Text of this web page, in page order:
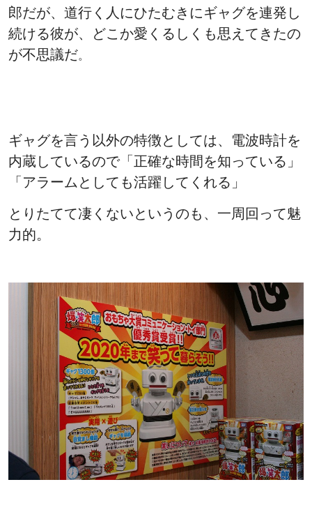
郎だが、道行く人にひたむきにギャグを連発し
続ける彼が、どこか愛くるしくも思えてきたの
が不思議だ。
ギャグを言う以外の特徴としては、電波時計を
内蔵しているので「正確な時間を知っている」
「アラームとしても活躍してくれる」
とりたてて凄くないというのも、一周回って魅
力的。